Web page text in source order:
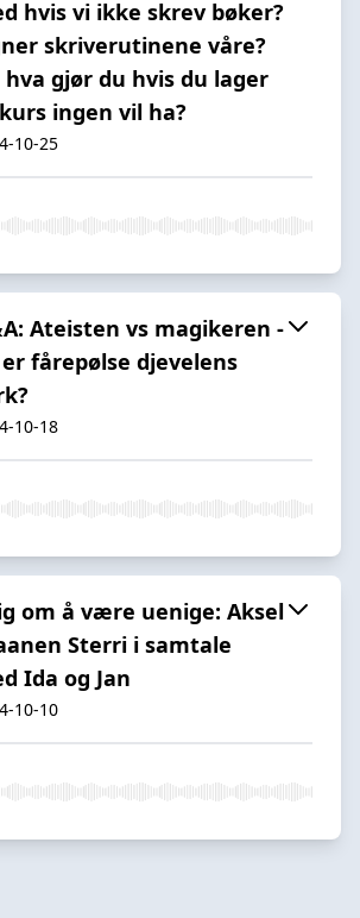
hvis vi ikke skrev bøker?
skriverutinene våre?
hva gjør du hvis du lager
ingen vil ha?
10-25
Ateisten vs magikeren -
fårepølse djevelens
10-18
om å være uenige: Aksel
Sterri i samtale
Ida og Jan
10-10